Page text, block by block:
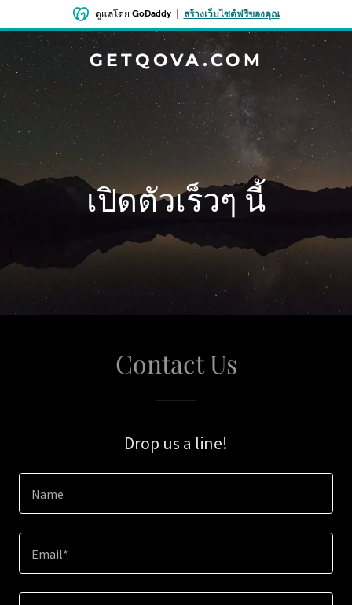
ดูแลโดย GoDaddy| สร้างเว็บไซต์ฟรีของคุณ
GETQOVA.COM
เปิดตัวเร็วๆ นี้
Contact Us
Drop us a line!
Name
Email*